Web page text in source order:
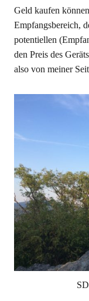
Geld kaufen
Empfangsbereich,
potentiellen
den Preis des
also von meiner